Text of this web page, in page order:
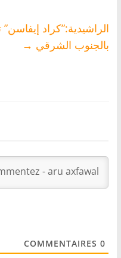
الراشيدية:”كراد
بالجنوب الشرقي →
0
COMMENTAIRES